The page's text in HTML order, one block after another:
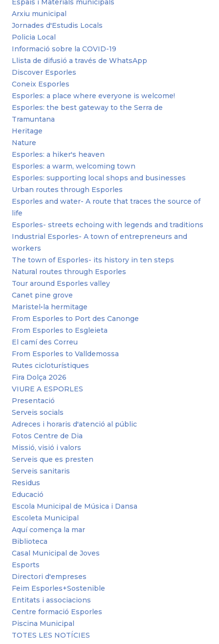
Espais i Materials municipals
Arxiu municipal
Jornades d'Estudis Locals
Policia Local
Informació sobre la COVID-19
Llista de difusió a través de WhatsApp
Discover Esporles
Coneix Esporles
Esporles: a place where everyone is welcome!
Esporles: the best gateway to the Serra de
Tramuntana
Heritage
Nature
Esporles: a hiker's heaven
Esporles: a warm, welcoming town
Esporles: supporting local shops and businesses
Urban routes through Esporles
Esporles and water- A route that traces the source of
life
Esporles- streets echoing with legends and traditions
Industrial Esporles- A town of entrepreneurs and
workers
The town of Esporles- its history in ten steps
Natural routes through Esporles
Tour around Esporles valley
Canet pine grove
Maristel•la hermitage
From Esporles to Port des Canonge
From Esporles to Esgleieta
El camí des Correu
From Esporles to Valldemossa
Rutes cicloturístiques
Fira Dolça 2026
VIURE A ESPORLES
Presentació
Serveis socials
Adreces i horaris d'atenció al públic
Fotos Centre de Dia
Missió, visió i valors
Serveis que es presten
Serveis sanitaris
Residus
Educació
Escola Municipal de Música i Dansa
Escoleta Municipal
Aquí comença la mar
Biblioteca
Casal Municipal de Joves
Esports
Directori d'empreses
Feim Esporles+Sostenible
Entitats i associacions
Centre formació Esporles
Piscina Municipal
TOTES LES NOTÍCIES